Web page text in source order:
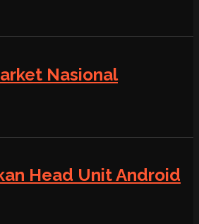
Nasional
Head Unit Android